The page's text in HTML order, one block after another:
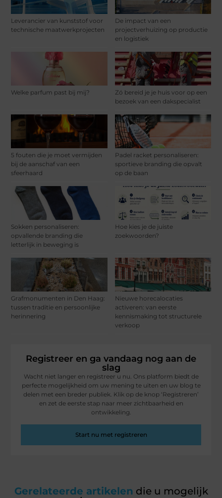
Leverancier van kunststof voor
technische maatwerkprojecten
De impact van een
projectverhuizing op productie
en logistiek
Welke parfum past bij mij?
Zó bereid je je huis voor op een
bezoek van een dakspecialist
5 fouten die je moet vermijden
bij de aanschaf van een
sfeerhaard
Padel racket personaliseren:
sportieve branding die opvalt
op de baan
Sokken personaliseren:
opvallende branding die
letterlijk in beweging is
Hoe kies je de juiste
zoekwoorden?
Grafmonumenten in Den Haag:
tussen traditie en persoonlijke
herinnering
Nieuwe horecalocaties
activeren: van eerste
kennismaking tot structurele
verkoop
Registreer en ga vandaag nog aan de
slag
Wacht niet langer en registreer u nu. Ons platform biedt de
perfecte mogelijkheid om uw mening te uiten en uw blog te
delen met een breder publiek. Klik op de knop ‘Registreren’
en zet de eerste stap naar meer zichtbaarheid en
ontwikkeling.
Start nu met registreren
Gerelateerde artikelen die u mogelijk